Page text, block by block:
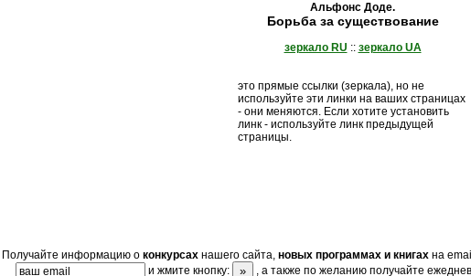
Альфонс Доде.
Борьба за существование
зеркало RU :: зеркало UA
это прямые ссылки (зеркала), но не
используйте эти линки на ваших страницах
- они меняются. Если хотите установить
линк - используйте линк предыдущей
страницы.
Получайте информацию о конкурсахнашего сайта, новых программах и книгах на
и жмите кнопку:
, а также по желанию получайте